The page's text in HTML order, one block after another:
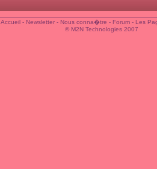
Accueil- Newsletter- Nous conna�tre - Forum- Les
© M2N Technologies 2007